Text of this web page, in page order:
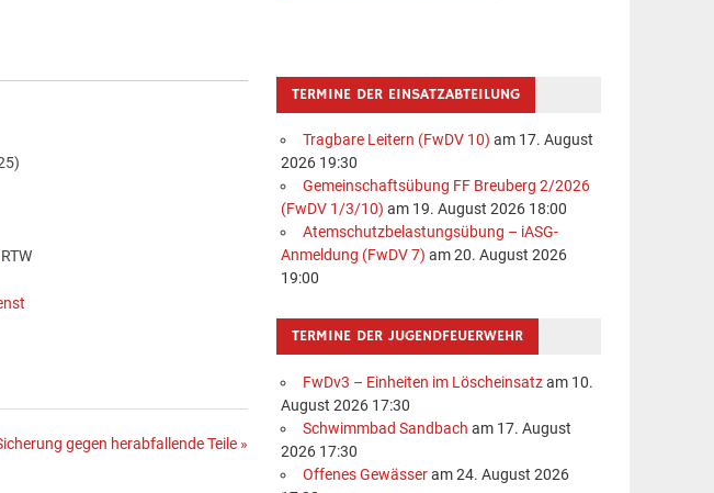
gegen herabfallende Teile »
TERMINE DER EINSATZABTEILUNG
Tragbare Leitern (FwDV 10) am 17. August
2026 19:30
Gemeinschaftsübung FF Breuberg 2/2026
(FwDV 1/3/10) am 19. August 2026 18:00
Atemschutzbelastungsübung – iASG-
Anmeldung (FwDV 7) am 20. August 2026
19:00
TERMINE DER JUGENDFEUERWEHR
FwDv3 – Einheiten im Löscheinsatzam 10.
August 2026 17:30
Schwimmbad Sandbach am 17. August
2026 17:30
Offenes Gewässeram 24. August 2026